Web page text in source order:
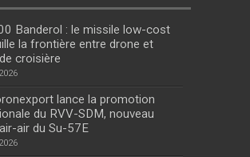
Banderol : le missile low-cost
la frontière entre drone et
croisière
lance la promotion
du RVV-SDM, nouveau
air du Su-57E